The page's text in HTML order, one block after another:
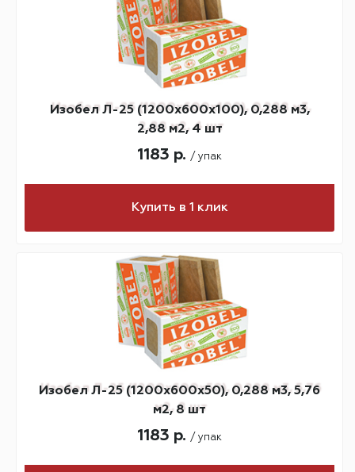
Изобел Л-25 (1200х600х100), 0,288 м3,
2,88 м2, 4 шт
1183 р. / упак
Купить в 1 клик
Изобел Л-25 (1200х600х50), 0,288 м3, 5,76
м2, 8 шт
1183 р. / упак